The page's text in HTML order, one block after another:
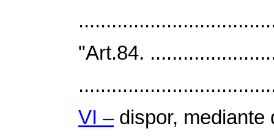
"Art.84.
VI –dispor, mediante